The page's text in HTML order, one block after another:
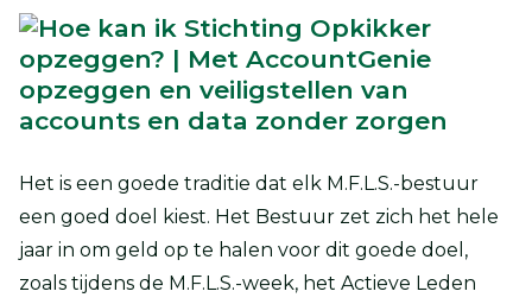
Het is een goede traditie dat elk M.F.L.S.-bestuur
een goed doel kiest. Het Bestuur zet zich het hele
jaar in om geld op te halen voor dit goede doel,
zoals tijdens de M.F.L.S.-week, het Actieve Leden